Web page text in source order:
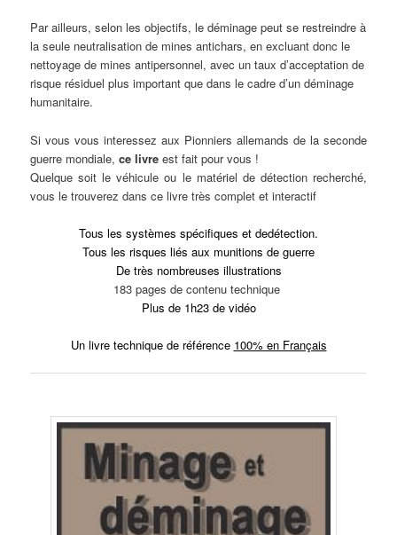
Par ailleurs, selon les objectifs, le déminage peut se restreindre à
la seule neutralisation de mines antichars, en excluant donc le
nettoyage de mines antipersonnel, avec un taux d’acceptation de
risque résiduel plus important que dans le cadre d’un déminage
humanitaire.
Si vous vous interessez aux Pionniers allemands de la seconde
guerre mondiale,celivre est fait pour vous !
Quelque soit le véhicule ou le matériel de détection recherché,
vous le trouverez dans ce livre très complet et interactif
Tous les systèmes spécifiques et dedétection.
Tous les risques liés aux munitions de guerre
De très nombreuses illustrations
183 pages de contenu technique
Plus de 1h23 de vidéo
Un livre technique de référence 100% en Français